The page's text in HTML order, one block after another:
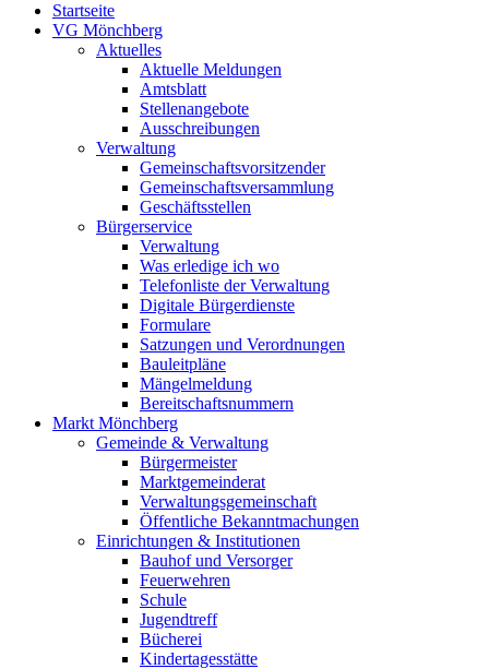
Startseite
VG Mönchberg
Aktuelles
Aktuelle Meldungen
Amtsblatt
Stellenangebote
Ausschreibungen
Verwaltung
Gemeinschaftsvorsitzender
Gemeinschaftsversammlung
Geschäftsstellen
Bürgerservice
Verwaltung
Was erledige ich wo
Telefonliste der Verwaltung
Digitale Bürgerdienste
Formulare
Satzungen und Verordnungen
Bauleitpläne
Mängelmeldung
Bereitschaftsnummern
Markt Mönchberg
Gemeinde & Verwaltung
Bürgermeister
Marktgemeinderat
Verwaltungsgemeinschaft
Öffentliche Bekanntmachungen
Einrichtungen & Institutionen
Bauhof und Versorger
Feuerwehren
Schule
Jugendtreff
Bücherei
Kindertagesstätte